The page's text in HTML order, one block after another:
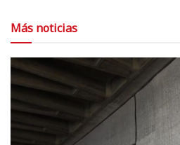
Más noticias